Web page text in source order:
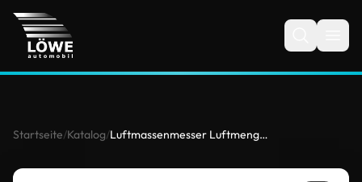
Startseite/Katalog/ Luftmassenmesser Luftmengenmesser 9333248 für Mercedes-Benz